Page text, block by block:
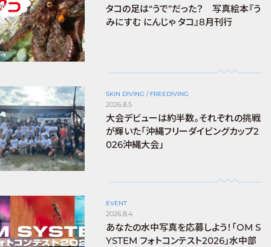
タコの足は“うで”だった？ 写真絵本『う
みにすむ にんじゃ タコ』8月刊行
SKIN DIVING / FREEDIVING
2026.8.5
大会デビューは約半数。それぞれの挑戦
が輝いた「沖縄フリーダイビングカップ2
026沖縄大会」
EVENT
2026.8.4
あなたの水中写真を応募しよう！「OM S
YSTEM フォトコンテスト2026」水中部